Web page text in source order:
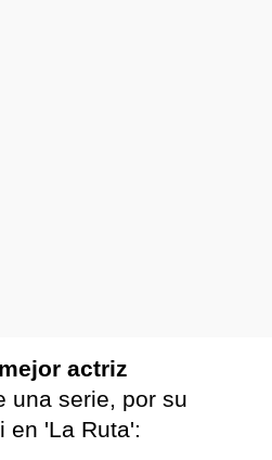
actriz
una serie, por su
en 'La Ruta':